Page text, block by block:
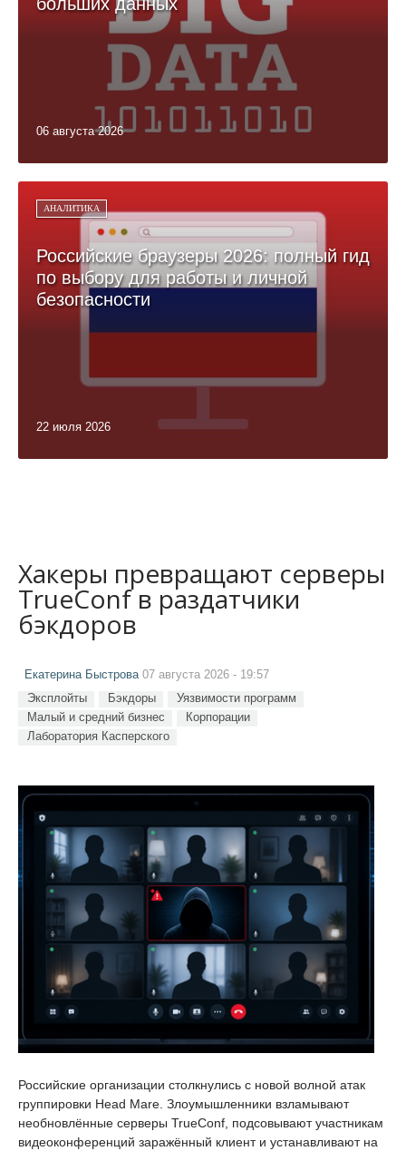
06 августа 2026
АНАЛИТИКА
Российские браузеры 2026: полный гид
по выбору для работы и личной
безопасности
22 июля 2026
Хакеры превращают серверы
TrueConf в раздатчики
бэкдоров
Екатерина Быстрова 07 августа 2026 - 19:57
Эксплойты Бэкдоры
Уязвимости программ
Малый и средний бизнес
Корпорации
Лаборатория Касперского
Российские организации столкнулись с новой волной атак
группировки Head Mare. Злоумышленники взламывают
необновлённые серверы TrueConf, подсовывают участникам
видеоконференций заражённый клиент и устанавливают на